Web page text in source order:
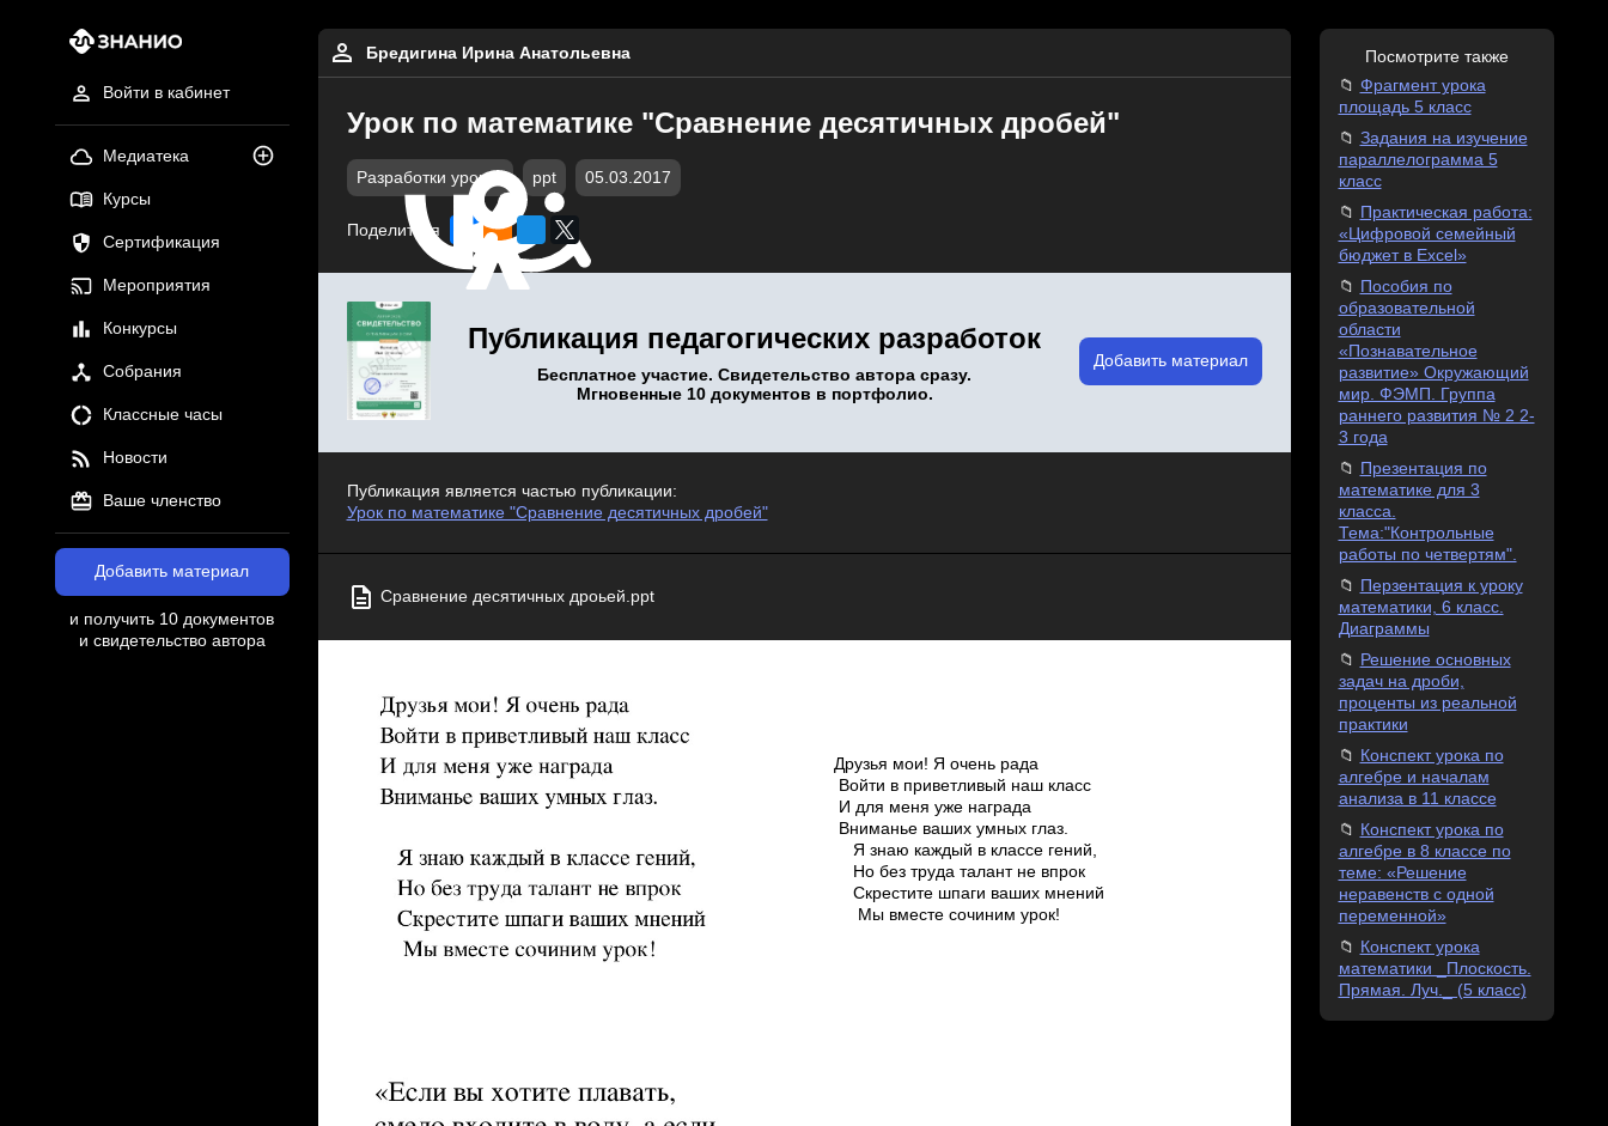
Войти в кабинет
Медиатека
Курсы
Сертификация
Мероприятия
Конкурсы
Собрания
Классные часы
Новости
Ваше членство
Добавить материал
и получить 10 документов
и свидетельство автора
Бредигина Ирина Анатольевна
Урок по математике "Сравнение десятичных дробей"
Разработки уроков ppt 05.03.2017
Поделиться
Публикация педагогических разработок
Бесплатное участие. Свидетельство автора сразу.
Мгновенные 10 документов в портфолио.
Добавить материал
Публикация является частью публикации:
Урок по математике "Сравнение десятичных дробей"
Сравнение десятичных дроьей.ppt
Друзья мои! Я очень рада
Войти в приветливый наш класс
И для меня уже награда
Вниманье ваших умных глаз.
Я знаю каждый в классе гений,
Но без труда талант не впрок
Скрестите шпаги ваших мнений
Мы вместе сочиним урок!
Посмотрите также
Фрагмент урока
площадь 5 класс
Задания на изучение
параллелограмма 5
класс
Практическая работа:
«Цифровой семейный
бюджет в Excel»
Пособия по
образовательной
области
«Познавательное
развитие» Окружающий
мир. ФЭМП. Группа
раннего развития № 2 2-
3 года
Презентация по
математике для 3
класса.
Тема:"Контрольные
работы по четвертям".
Перзентация к уроку
математики, 6 класс.
Диаграммы
Решение основных
задач на дроби,
проценты из реальной
практики
Конспект урока по
алгебре и началам
анализа в 11 классе
Конспект урока по
алгебре в 8 классе по
теме: «Решение
неравенств с одной
переменной»
Конспект урока
математики _Плоскость.
Прямая. Луч._ (5 класс)